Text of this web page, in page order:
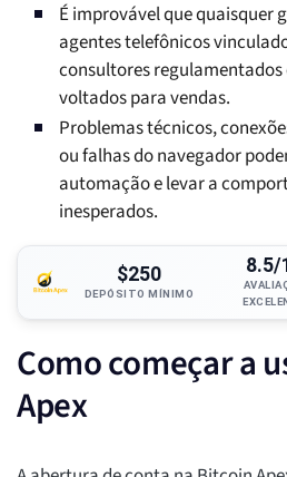
É improvável que quaisquer
agentes telefônicos
consultores
voltados para vendas.
Problemas técnicos,
ou falhas do navegador
automação e levar a
inesperados.
$250
DEPÓSITO MÍNIMO
8.5/
Como começar a
Apex